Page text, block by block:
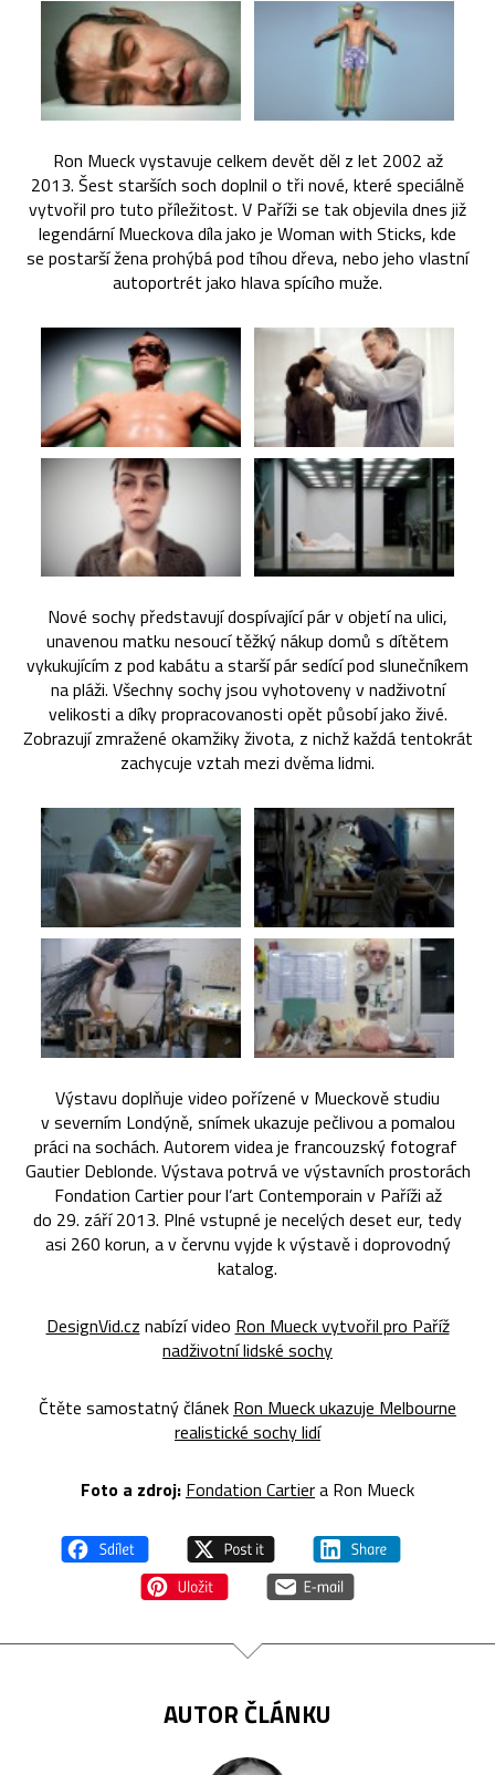
Ron Mueck vystavuje celkem devět děl z let 2002 až
2013. Šest starších soch doplnil o tři nové, které speciálně
vytvořil pro tuto příležitost. V Paříži se tak objevila dnes již
legendární Mueckova díla jako je Woman with Sticks, kde
se postarší žena prohýbá pod tíhou dřeva, nebo jeho vlastní
autoportrét jako hlava spícího muže.
Nové sochy představují dospívající pár v objetí na ulici,
unavenou matku nesoucí těžký nákup domů s dítětem
vykukujícím z pod kabátu a starší pár sedící pod slunečníkem
na pláži. Všechny sochy jsou vyhotoveny v nadživotní
velikosti a díky propracovanosti opět působí jako živé.
Zobrazují zmražené okamžiky života, z nichž každá tentokrát
zachycuje vztah mezi dvěma lidmi.
Výstavu doplňuje video pořízené v Mueckově studiu
v severním Londýně, snímek ukazuje pečlivou a pomalou
práci na sochách. Autorem videa je francouzský fotograf
Gautier Deblonde. Výstava potrvá ve výstavních prostorách
Fondation Cartier pour l’art Contemporain v Paříži až
do 29. září 2013. Plné vstupné je necelých deset eur, tedy
asi 260 korun, a v červnu vyjde k výstavě i doprovodný
katalog.
DesignVid.cz nabízí video Ron Mueck vytvořil pro Paříž
nadživotní lidské sochy
Čtěte samostatný článek Ron Mueck ukazuje Melbourne
realistické sochy lidí
Foto a zdroj: Fondation Cartiera Ron Mueck
AUTOR ČLÁNKU